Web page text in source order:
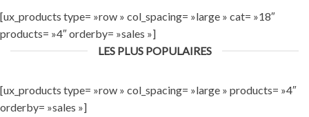
[ux_products type= »row » col_spacing= »large » cat= »18″
products= »4″ orderby= »sales »]
LES PLUS POPULAIRES
[ux_products type= »row » col_spacing= »large » products= »4″
orderby= »sales »]